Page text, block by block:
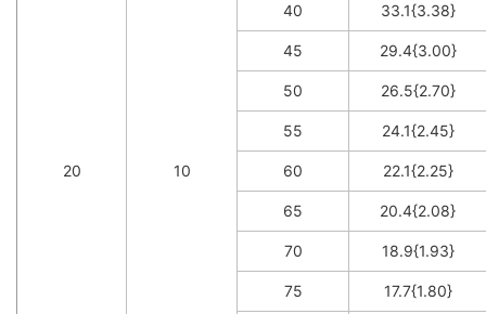
20 10
40 33.1{3.38}
45 29.4{3.00}
50 26.5{2.70}
55 24.1{2.45}
60 22.1{2.25}
65 20.4{2.08}
70 18.9{1.93}
75 17.7{1.80}